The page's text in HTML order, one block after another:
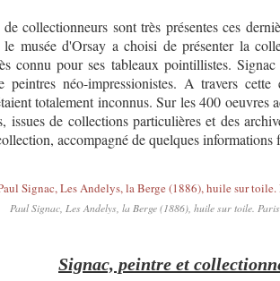
collectionneurs sont très présentes ces
musée d'Orsay a choisi de présenter la
connu pour ses tableaux pointillistes.
peintres néo-impressionistes. A travers
totalement inconnus. Sur les 400 oeuvres
issues de collections particulières et des
accompagné de quelques informations
Paul Signac, Les Andelys, la Berge (1886), huile sur toile.
Signac, peintre et